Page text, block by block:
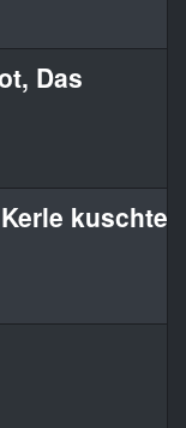
Das
kuschten